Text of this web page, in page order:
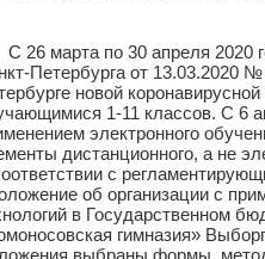
марта по 30 апреля 2020
Петербурга от 13.03.2020
новой
1-11 классов. С 6
электронного
дистанционного, а не
с
об организации с
в Государственном
гимназия»
выбраны формы,